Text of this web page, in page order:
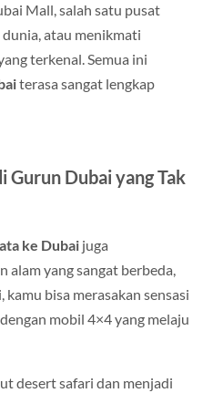
Mall, salah satu pusat
atau menikmati
terkenal. Semua ini
terasa sangat lengkap
Gurun Dubai yang Tak
ke Dubaijuga
alam yang sangat berbeda,
bisa merasakan sensasi
mobil 4×4 yang melaju
desert safari dan menjadi